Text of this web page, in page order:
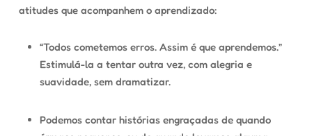
atitudes que acompanhem o aprendizado:
“Todos cometemos erros. Assim é que aprendemos.”
Estimulá-la a tentar outra vez, com alegria e
suavidade, sem dramatizar.
Podemos contar histórias engraçadas de quando